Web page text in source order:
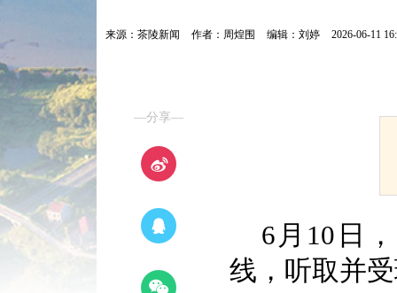
来源：茶陵新闻 作者：周煌围 编辑：刘婷 2026-06-11
—分享—
6月10日
线，听取并